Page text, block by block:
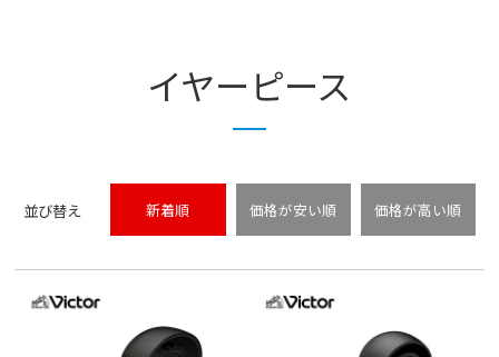
イヤーピース
並び替え 新着順 価格が安い順 価格が高い順